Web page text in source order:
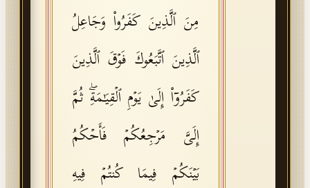
مِنَ ٱلَّذِینَ كَفَرُوا۟ وَجَاعِلُ
ٱلَّذِینَ ٱتَّبَعُوكَ فَوۡقَ ٱلَّذِینَ
كَفَرُوۤا۟ إِلَىٰ یَوۡمِ ٱلۡقِیَـٰمَةِۖ ثُمَّ
إِلَیَّ مَرۡجِعُكُمۡ فَأَحۡكُمُ
بَیۡنَكُمۡ فِیمَا كُنتُمۡ فِیهِ